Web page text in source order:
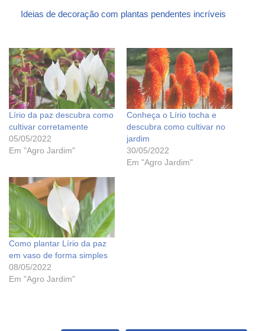
Ideias de decoração com plantas pendentes incríveis
Lírio da paz descubra como
cultivar corretamente
05/05/2022
Em "Agro Jardim"
Conheça o Lírio tocha e
descubra como cultivar no
jardim
30/05/2022
Em "Agro Jardim"
Como plantar Lírio da paz
em vaso de forma simples
08/05/2022
Em "Agro Jardim"